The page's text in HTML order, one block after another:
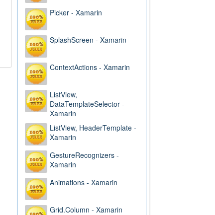
Picker - Xamarin
SplashScreen - Xamarin
ContextActions - Xamarin
ListView,
DataTemplateSelector -
Xamarin
ListView, HeaderTemplate -
Xamarin
GestureRecognizers -
Xamarin
Animations - Xamarin
Grid.Column - Xamarin